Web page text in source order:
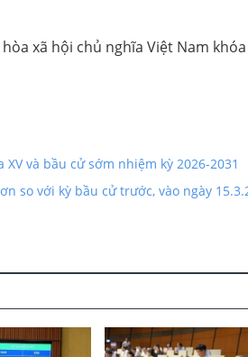
xã hội chủ nghĩa Việt Nam
và bầu cử sớm nhiệm kỳ 2026-2031
so với kỳ bầu cử trước, vào ngày